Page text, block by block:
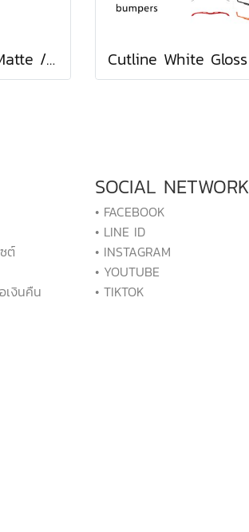
Propulse Black Matte / ImpactX Photochromic 2 Laser Purple
ต์
เงินคืน
SOCIAL NETWORK
• FACEBOOK
• LINE ID
• INSTAGRAM
• YOUTUBE
• TIKTOK